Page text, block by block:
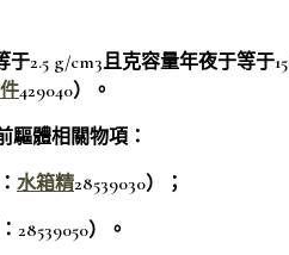
于2.5 g/cm3且克容量年夜于等于
429040）。
驅體相關物項：
水箱精28539030）；
）。